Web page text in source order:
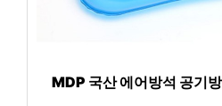
MDP 국산 에어방석 공기